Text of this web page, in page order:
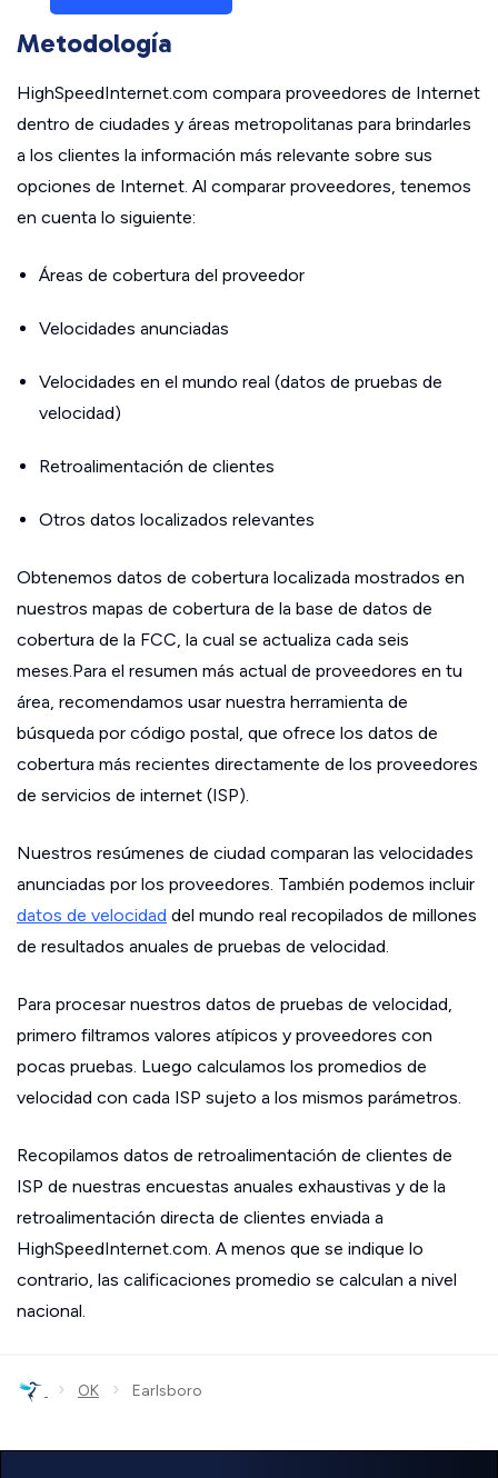
Metodología
HighSpeedInternet.com compara proveedores de Internet
dentro de ciudades y áreas metropolitanas para brindarles
a los clientes la información más relevante sobre sus
opciones de Internet. Al comparar proveedores, tenemos
en cuenta lo siguiente:
Áreas de cobertura del proveedor
Velocidades anunciadas
Velocidades en el mundo real (datos de pruebas de
velocidad)
Retroalimentación de clientes
Otros datos localizados relevantes
Obtenemos datos de cobertura localizada mostrados en
nuestros mapas de cobertura de la base de datos de
cobertura de la FCC, la cual se actualiza cada seis
meses.Para el resumen más actual de proveedores en tu
área, recomendamos usar nuestra herramienta de
búsqueda por código postal, que ofrece los datos de
cobertura más recientes directamente de los proveedores
de servicios de internet (ISP).
Nuestros resúmenes de ciudad comparan las velocidades
anunciadas por los proveedores. También podemos incluir
datos de velocidad del mundo real recopilados de millones
de resultados anuales de pruebas de velocidad.
Para procesar nuestros datos de pruebas de velocidad,
primero filtramos valores atípicos y proveedores con
pocas pruebas. Luego calculamos los promedios de
velocidad con cada ISP sujeto a los mismos parámetros.
Recopilamos datos de retroalimentación de clientes de
ISP de nuestras encuestas anuales exhaustivas y de la
retroalimentación directa de clientes enviada a
HighSpeedInternet.com. A menos que se indique lo
contrario, las calificaciones promedio se calculan a nivel
nacional.
› OK › Earlsboro